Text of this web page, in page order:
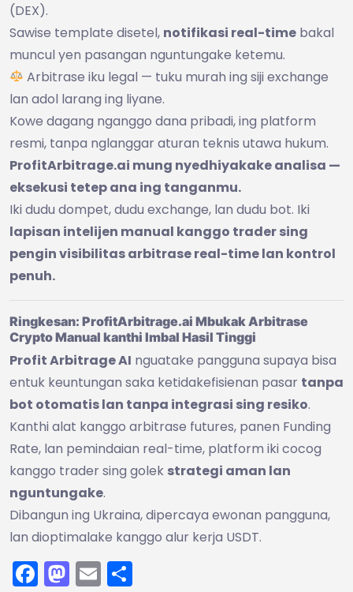
(DEX).
Sawise template disetel, notifikasi real-time bakal
muncul yen pasangan nguntungake ketemu.
Arbitrase iku legal — tuku murah ing siji exchange
lan adol larang ing liyane.
Kowe dagang nganggo dana pribadi, ing platform
resmi, tanpa nglanggar aturan teknis utawa hukum.
ProfitArbitrage.ai mung nyedhiyakake analisa —
eksekusi tetep ana ing tanganmu.
Iki dudu dompet, dudu exchange, lan dudu bot. Iki
lapisan intelijen manual kanggo trader sing
pengin visibilitas arbitrase real-time lan kontrol
penuh.
Ringkesan: ProfitArbitrage.ai Mbukak Arbitrase
Crypto Manual kanthi Imbal Hasil Tinggi
Profit Arbitrage AI nguatake pangguna supaya bisa
entuk keuntungan saka ketidakefisienan pasar tanpa
bot otomatis lan tanpa integrasi sing resiko.
Kanthi alat kanggo arbitrase futures, panen Funding
Rate, lan pemindaian real-time, platform iki cocog
kanggo trader sing golek strategi aman lan
nguntungake.
Dibangun ing Ukraina, dipercaya ewonan pangguna,
lan dioptimalake kanggo alur kerja USDT.
Facebook
Mastodon
Email